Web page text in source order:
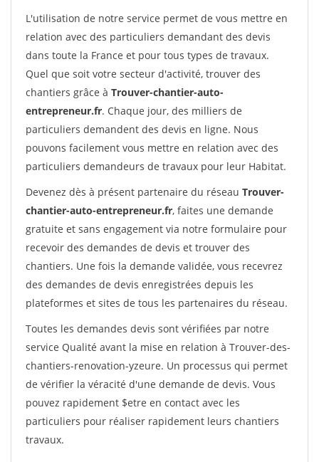
L'utilisation de notre service permet de vous mettre en
relation avec des particuliers demandant des devis
dans toute la France et pour tous types de travaux.
Quel que soit votre secteur d'activité, trouver des
chantiers grâce à Trouver-chantier-auto-
entrepreneur.fr. Chaque jour, des milliers de
particuliers demandent des devis en ligne. Nous
pouvons facilement vous mettre en relation avec des
particuliers demandeurs de travaux pour leur Habitat.
Devenez dès à présent partenaire du réseau Trouver-
chantier-auto-entrepreneur.fr, faites une demande
gratuite et sans engagement via notre formulaire pour
recevoir des demandes de devis et trouver des
chantiers. Une fois la demande validée, vous recevrez
des demandes de devis enregistrées depuis les
plateformes et sites de tous les partenaires du réseau.
Toutes les demandes devis sont vérifiées par notre
service Qualité avant la mise en relation à Trouver-des-
chantiers-renovation-yzeure. Un processus qui permet
de vérifier la véracité d'une demande de devis. Vous
pouvez rapidement $etre en contact avec les
particuliers pour réaliser rapidement leurs chantiers
travaux.